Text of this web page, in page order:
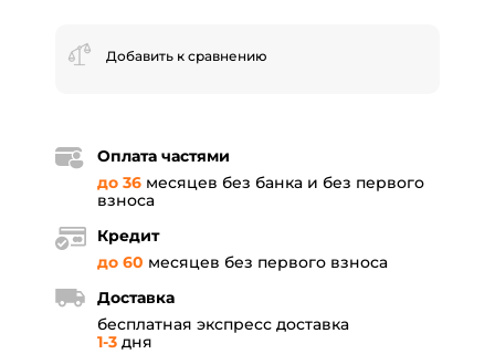
Добавить к сравнению
Оплата частями
до 36 месяцев без банка и без первого
взноса
Кредит
до 60 месяцев без первого взноса
Доставка
бесплатная экспресс доставка
1-3 дня